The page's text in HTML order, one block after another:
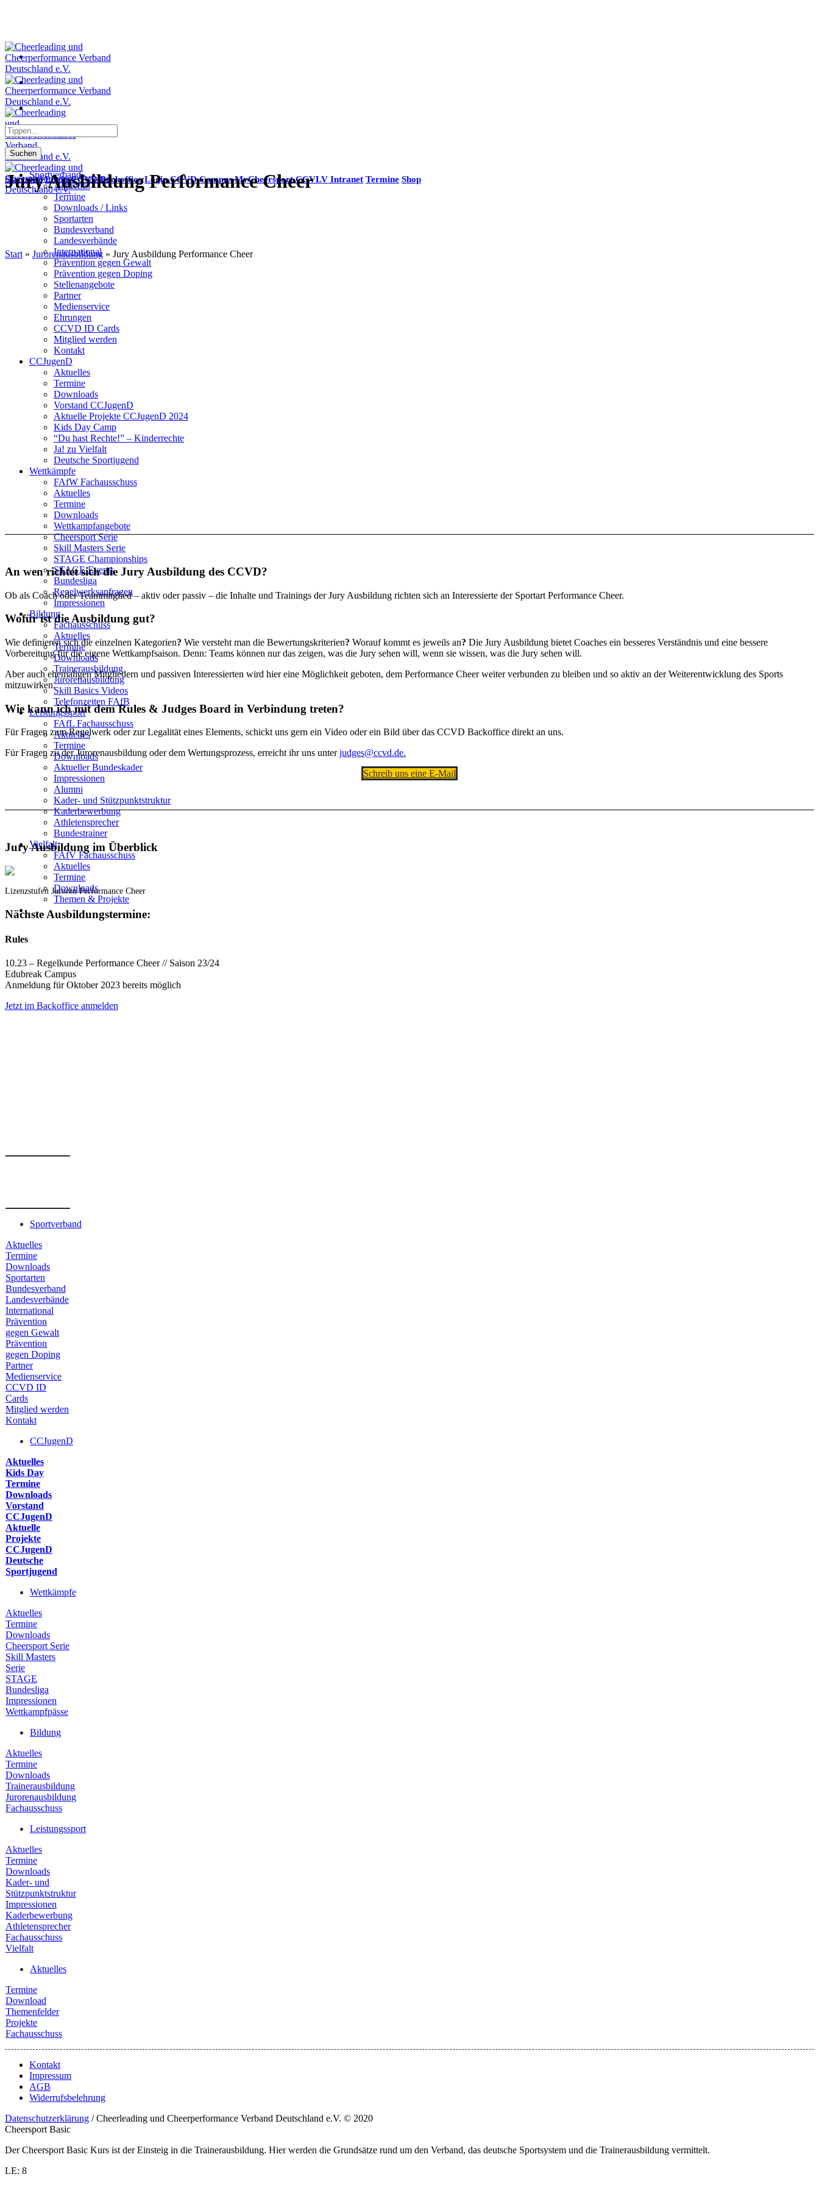
Startseite Login CCVD Backoffice Login CCVD Campus MyCheersport CCVLV Intranet Termine Shop
Suchen
Sportverband
Aktuelles
Termine
Downloads / Links
Sportarten
Bundesverband
Landesverbände
International
Prävention gegen Gewalt
Prävention gegen Doping
Stellenangebote
Partner
Medienservice
Ehrungen
CCVD ID Cards
Mitglied werden
Kontakt
CCJugenD
Aktuelles
Termine
Downloads
Vorstand CCJugenD
Aktuelle Projekte CCJugenD 2024
Kids Day Camp
“Du hast Rechte!” – Kinderrechte
Ja! zu Vielfalt
Deutsche Sportjugend
Wettkämpfe
FAfW Fachausschuss
Aktuelles
Termine
Downloads
Wettkampfangebote
Cheersport Serie
Skill Masters Serie
STAGE Championships
STAGE Events
Bundesliga
Regelwerksanfragen
Impressionen
Bildung
Fachausschuss
Aktuelles
Termine
Downloads
Trainerausbildung
Jurorenausbildung
Skill Basics Videos
Telefonzeiten FAfB
Leistungssport
FAfL Fachausschuss
Aktuelles
Termine
Downloads
Aktueller Bundeskader
Impressionen
Alumni
Kader- und Stützpunktstruktur
Kaderbewerbung
Athletensprecher
Bundestrainer
Vielfalt
FAfV Fachausschuss
Aktuelles
Termine
Downloads
Themen & Projekte
Jury Ausbildung Performance Cheer
Start » Jurorenausbildung » Jury Ausbildung Performance Cheer
An wen richtet sich die Jury Ausbildung des CCVD?
Ob als Coach oder Teammitglied – aktiv oder passiv – die Inhalte und Trainings der Jury Ausbildung richten sich an Interessierte der Sportart Performance Cheer.
Wofür ist die Ausbildung gut?
Wie definieren sich die einzelnen Kategorien? Wie versteht man die Bewertungskriterien? Worauf kommt es jeweils an? Die Jury Ausbildung bietet Coaches ein besseres Verständnis und eine bessere
Vorbereitung für die eigene Wettkampfsaison. Denn: Teams können nur das zeigen, was die Jury sehen will, wenn sie wissen, was die Jury sehen will.
Aber auch ehemaligen Mitgliedern und passiven Interessierten wird hier eine Möglichkeit geboten, dem Performance Cheer weiter verbunden zu bleiben und so aktiv an der Weiterentwicklung des Sports
mitzuwirken.
Wie kann ich mit dem Rules & Judges Board in Verbindung treten?
Für Fragen zum Regelwerk oder zur Legalität eines Elements, schickt uns gern ein Video oder ein Bild über das CCVD Backoffice direkt an uns.
Für Fragen zu der Jurorenausbildung oder dem Wertungsprozess, erreicht ihr uns unterjudges@ccvd.de.
Schreib uns eine E-Mail
Jury Ausbildung im Überblick
Lizenzstufen Juroren Performance Cheer
Nächste Ausbildungstermine:
Rules
10.23 – Regelkunde Performance Cheer // Saison 23/24
Edubreak Campus
Anmeldung für Oktober 2023 bereits möglich
Jetzt im Backoffice anmelden
Sportverband
Aktuelles
Termine
Downloads
Sportarten
Bundesverband
Landesverbände
International
Prävention
gegen Gewalt
Prävention
gegen Doping
Partner
Medienservice
CCVD ID
Cards
Mitglied werden
Kontakt
CCJugenD
Aktuelles
Kids Day
Termine
Downloads
Vorstand
CCJugenD
Aktuelle
Projekte
CCJugenD
Deutsche
Sportjugend
Wettkämpfe
Aktuelles
Termine
Downloads
Cheersport Serie
Skill Masters
Serie
STAGE
Bundesliga
Impressionen
Wettkampfpässe
Bildung
Aktuelles
Termine
Downloads
Trainerausbildung
Jurorenausbildung
Fachausschuss
Leistungssport
Aktuelles
Termine
Downloads
Kader- und
Stützpunktstruktur
Impressionen
Kaderbewerbung
Athletensprecher
Fachausschuss
Vielfalt
Aktuelles
Termine
Download
Themenfelder
Projekte
Fachausschuss
Kontakt
Impressum
AGB
Widerrufsbelehrung
Datenschutzerklärung / Cheerleading und Cheerperformance Verband Deutschland e.V. © 2020
Cheersport Basic
Der Cheersport Basic Kurs ist der Einsteig in die Trainerausbildung. Hier werden die Grundsätze rund um den Verband, das deutsche Sportsystem und die Trainerausbildung vermittelt.
LE: 8